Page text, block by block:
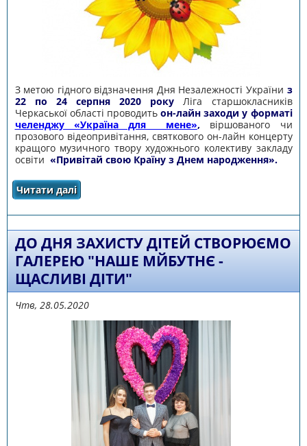
З метою гідного відзначення Дня Незалежності України з
22 по 24 серпня 2020 року Ліга старшокласників
Черкаської області проводить он-лайн заходи у форматі
челенджу «Україна для мене», віршованого чи
прозового відеопривітання, святкового он-лайн концерту
кращого музичного твору художнього колективу закладу
освіти «Привітай свою Країну з Днем народження».
Читати даліпро З ДНЕМ НЕЗАЛЕЖНОСТІ УКРАЇНО!
ДО ДНЯ ЗАХИСТУ ДІТЕЙ СТВОРЮЄМО
ГАЛЕРЕЮ "НАШЕ МЙБУТНЄ -
ЩАСЛИВІ ДІТИ"
Чтв, 28.05.2020